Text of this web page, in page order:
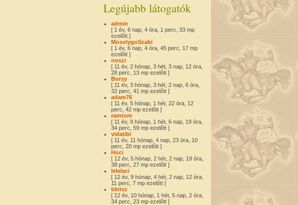
Legújabb látogatók
admin
[ 1 év, 6 nap, 4 óra, 1 perc, 33 mp
ezelőtt ]
MosolygoSzabi
[ 1 év, 6 nap, 4 óra, 45 perc, 17 mp
ezelőtt ]
noszi
[ 11 év, 2 hónap, 3 hét, 3 nap, 12 óra,
28 perc, 13 mp ezelőtt ]
Borsy
[ 11 év, 3 hónap, 3 hét, 2 nap, 6 óra,
32 perc, 41 mp ezelőtt ]
adam76
[ 11 év, 5 hónap, 1 hét, 22 óra, 12
perc, 42 mp ezelőtt ]
ramtom
[ 11 év, 9 hónap, 1 hét, 6 nap, 19 óra,
34 perc, 59 mp ezelőtt ]
vidatibi
[ 11 év, 11 hónap, 4 nap, 23 óra, 10
perc, 20 mp ezelőtt ]
Hoci
[ 12 év, 5 hónap, 2 hét, 2 nap, 19 óra,
38 perc, 27 mp ezelőtt ]
lelelaci
[ 12 év, 9 hónap, 4 hét, 2 nap, 12 óra,
11 perc, 7 mp ezelőtt ]
bkrisz
[ 12 év, 10 hónap, 1 hét, 5 nap, 2 óra,
34 perc, 23 mp ezelőtt ]